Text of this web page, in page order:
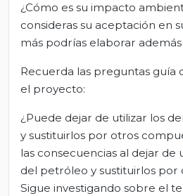
¿Cómo es su impacto
consideras su aceptación en
más podrías elaborar
Recuerda las preguntas guía
el proyecto:
¿Puede dejar de utilizar los
y sustituirlos por otros
las consecuencias al dejar de
del petróleo y sustituirlos por
Sigue investigando sobre el